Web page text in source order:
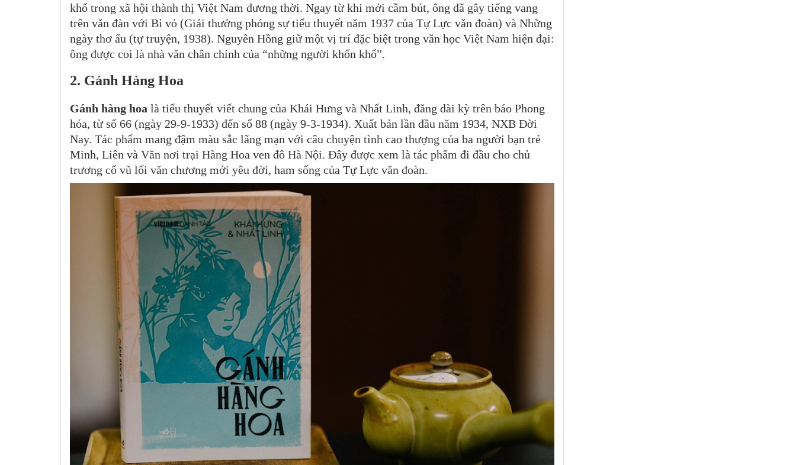
khổ trong xã hội thành thị Việt Nam đương thời. Ngay từ khi mới cầm bút, ông đã gây tiếng vang
trên văn đàn với Bỉ vỏ (Giải thưởng phóng sự tiểu thuyết năm 1937 của Tự Lực văn đoàn) và Những
ngày thơ ấu (tự truyện, 1938). Nguyên Hồng giữ một vị trí đặc biệt trong văn học Việt Nam hiện đại:
ông được coi là nhà văn chân chính của “những người khốn khổ”.
2. Gánh Hàng Hoa
Gánh hàng hoa là tiểu thuyết viết chung của Khái Hưng và Nhất Linh, đăng dài kỳ trên báo Phong
hóa, từ số 66 (ngày 29-9-1933) đến số 88 (ngày 9-3-1934). Xuất bản lần đầu năm 1934, NXB Đời
Nay. Tác phẩm mang đậm màu sắc lãng mạn với câu chuyện tình cao thượng của ba người bạn trẻ
Minh, Liên và Văn nơi trại Hàng Hoa ven đô Hà Nội. Đây được xem là tác phẩm đi đầu cho chủ
trương cổ vũ lối văn chương mới yêu đời, ham sống của Tự Lực văn đoàn.